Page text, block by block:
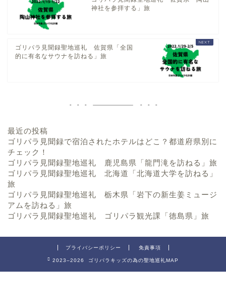
神社を参拝する」旅
ゴリパラ見聞録聖地巡礼 佐賀県「全国
的に有名なサウナを訪ねる」旅
最近の投稿
ゴリパラ見聞録で宿泊されたホテルはどこ？都道府県別に
チェック！
ゴリパラ見聞録聖地巡礼 鹿児島県「龍門滝を訪ねる」旅
ゴリパラ見聞録聖地巡礼 北海道「北海道大学を訪ねる」
旅
ゴリパラ見聞録聖地巡礼 栃木県「岩下の新生姜ミュージ
アムを訪ねる」旅
ゴリパラ見聞録聖地巡礼 ゴリパラ観光課「徳島県」旅
プライバシーポリシー 免責事項
2023–2026 ゴリパラキッズの為の聖地巡礼MAP